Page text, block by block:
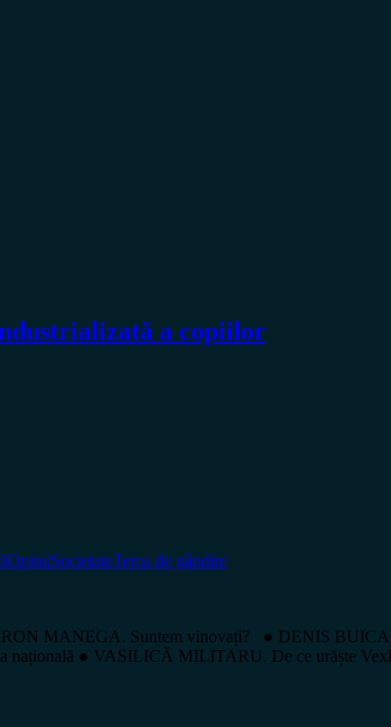
a copiilor
OpiniiSocietateTema de gândire
MANEGA. Suntem vinovați? ● DENIS
● VASILICĂ MILITARU. De ce urăște